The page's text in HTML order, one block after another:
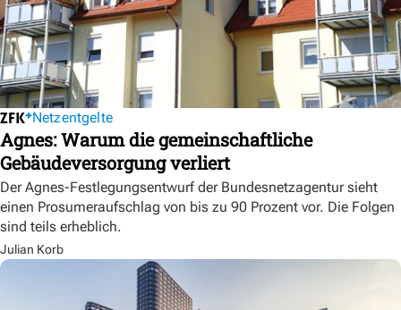
Netzentgelte
Agnes: Warum die gemeinschaftliche
Gebäudeversorgung verliert
Der Agnes-Festlegungsentwurf der Bundesnetzagentur sieht
einen Prosumeraufschlag von bis zu 90 Prozent vor. Die Folgen
sind teils erheblich.
Julian Korb